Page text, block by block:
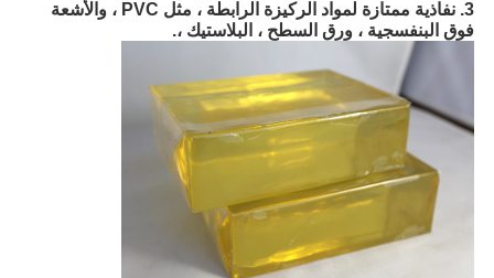
فوق البنفسجية ، ورق السطح ، البلاستيك ،.